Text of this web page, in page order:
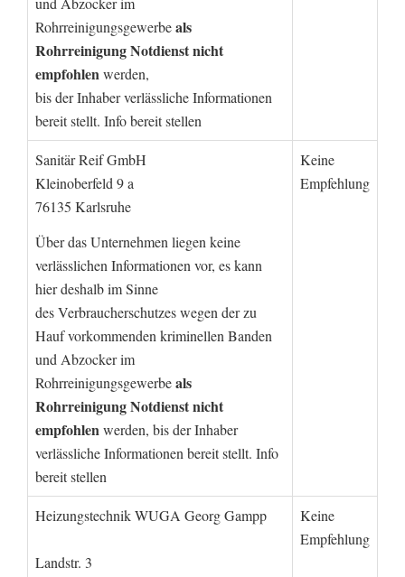
Rohrreinigungsgewerbeals
Rohrreinigung Notdienst nicht
empfohlenwerden,
bis der Inhaber verlässliche Informationen
bereit stellt. Info bereit stellen
Sanitär Reif GmbH
Kleinoberfeld 9 a
76135 Karlsruhe
Über das Unternehmen liegen keine
verlässlichen Informationen vor, es kann
hier deshalb im Sinne
des Verbraucherschutzes wegen der zu
Hauf vorkommenden kriminellen Banden
und Abzocker im
Rohrreinigungsgewerbeals
Rohrreinigung Notdienst nicht
empfohlenwerden, bis der Inhaber
verlässliche Informationen bereit stellt. Info
bereit stellen
Keine
Empfehlung
Heizungstechnik WUGA Georg Gampp
Landstr. 3
Keine
Empfehlung